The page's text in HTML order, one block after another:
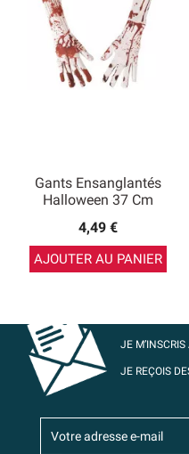
Gants Ensanglantés
Halloween 37 Cm
4,49 €
AJOUTER AU PANIER
JE
JE REÇOIS